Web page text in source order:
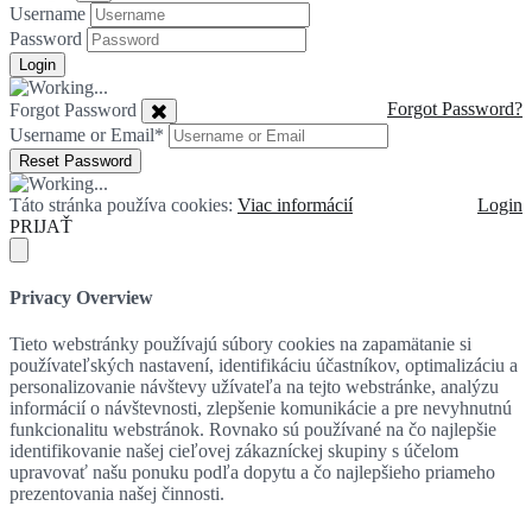
Username
Password
Forgot Password?
Forgot Password
Username or Email*
Login
Táto stránka používa cookies: Viac informácií
PRIJAŤ
Privacy Overview
Tieto webstránky používajú súbory cookies na zapamätanie si
používateľských nastavení, identifikáciu účastníkov, optimalizáciu a
personalizovanie návštevy užívateľa na tejto webstránke, analýzu
informácií o návštevnosti, zlepšenie komunikácie a pre nevyhnutnú
funkcionalitu webstránok. Rovnako sú používané na čo najlepšie
identifikovanie našej cieľovej zákazníckej skupiny s účelom
upravovať našu ponuku podľa dopytu a čo najlepšieho priameho
prezentovania našej činnosti.